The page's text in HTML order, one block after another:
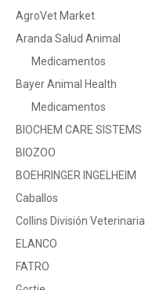
AgroVet Market
Aranda Salud Animal
Medicamentos
Bayer Animal Health
Medicamentos
BIOCHEM CARE SISTEMS
BIOZOO
BOEHRINGER INGELHEIM
Caballos
Collins División Veterinaria
ELANCO
FATRO